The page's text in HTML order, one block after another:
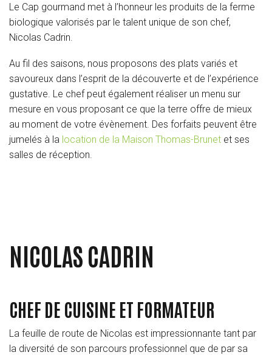
Le Cap gourmand met à l’honneur les produits de la ferme
biologique valorisés par le talent unique de son chef,
Nicolas Cadrin.
Au fil des saisons, nous proposons des plats variés et
savoureux dans l’esprit de la découverte et de l’expérience
gustative. Le chef peut également réaliser un menu sur
mesure en vous proposant ce que la terre offre de mieux
au moment de votre évènement. Des forfaits peuvent être
jumelés à la location de la Maison Thomas-Brunet et ses
salles de réception.
NICOLAS CADRIN
CHEF DE CUISINE ET FORMATEUR
La feuille de route de Nicolas est impressionnante tant par
la diversité de son parcours professionnel que de par sa